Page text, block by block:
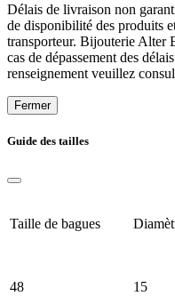
Délais de livraison non
de disponibilité des produits
transporteur. Bijouterie Alter
cas de dépassement des
renseignement veuillez
Fermer
Guide des tailles
Taille de bagues
48 15